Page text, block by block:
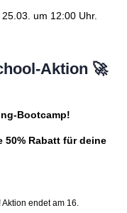
um 12:00 Uhr.
Aktion 🚀
Bootcamp!
Rabatt für deine
endet am 16.